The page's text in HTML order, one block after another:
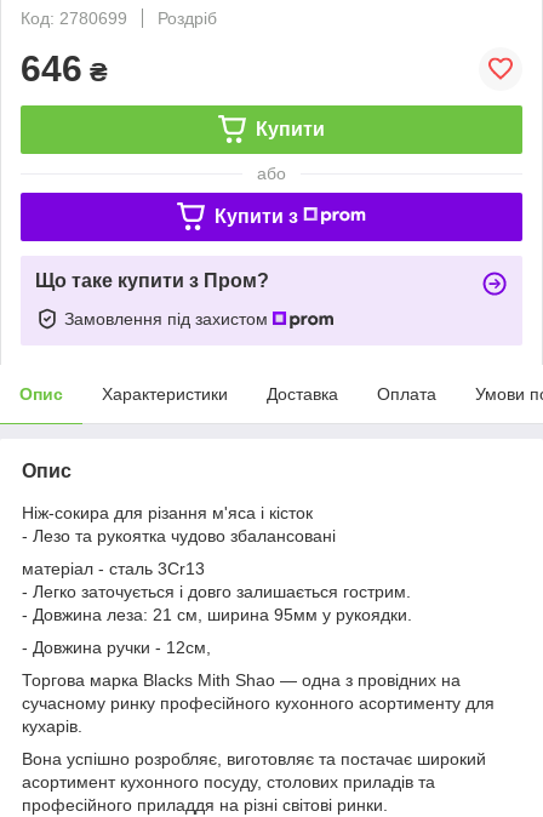
Код: 2780699
Роздріб
646 ₴
Купити
або
Купити з
Що таке купити з Пром?
Замовлення під захистом
Опис Характеристики Доставка Оплата Умови
Опис
Ніж-сокира для різання м'яса і кісток
- Лезо та рукоятка чудово збалансовані
матеріал - сталь 3Cr13
- Легко заточується і довго залишається гострим.
- Довжина леза: 21 см, ширина 95мм у рукоядки.
- Довжина ручки - 12см,
Торгова марка Blacks Mith Shao — одна з провідних на
сучасному ринку професійного кухонного асортименту для
кухарів.
Вона успішно розробляє, виготовляє та постачає широкий
асортимент кухонного посуду, столових приладів та
професійного приладдя на різні світові ринки.